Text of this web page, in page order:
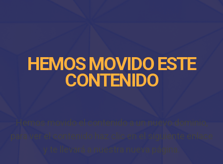
HEMOS MOVIDO ESTE
CONTENIDO
Hemos movido el contenido a un nuevo dominio,
para ver el contenido haz clic en el siguiente enlace
y te llevará a nuestra nueva página.